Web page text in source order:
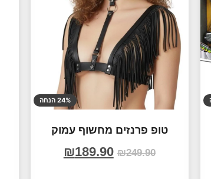
24% הנחה
טופ פרנזים מחשוף עמוק
₪249.90
₪189.90